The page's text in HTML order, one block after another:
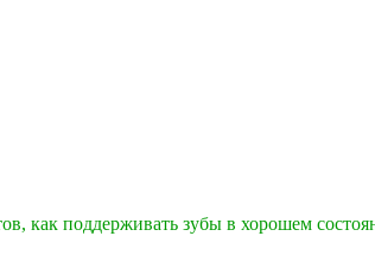
как поддерживать зубы в хорошем